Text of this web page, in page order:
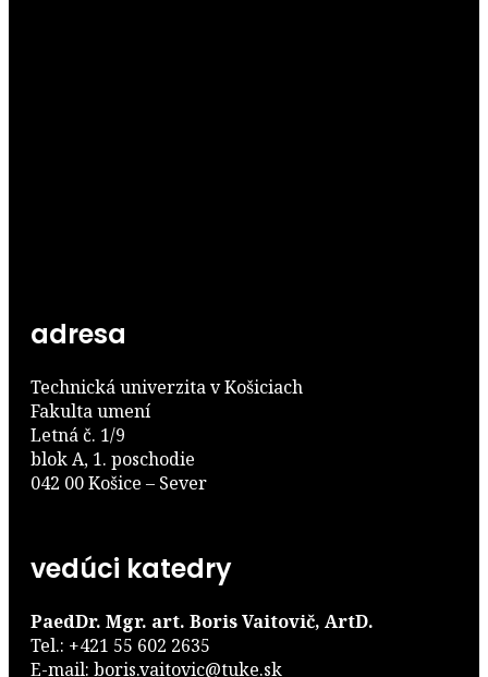
adresa
Technická univerzita v Košiciach
Fakulta umení
Letná č. 1/9
blok A, 1. poschodie
042 00 Košice – Sever
vedúci katedry
PaedDr. Mgr. art. Boris Vaitovič, ArtD.
Tel.: +421 55 602 2635
E-mail: boris.vaitovic@tuke.sk